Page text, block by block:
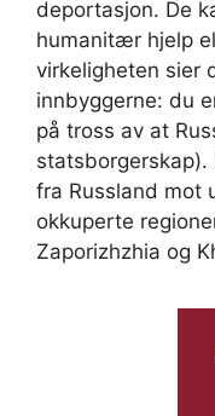
deportasjon. De
humanitær hjelp
virkeligheten sier
innbyggerne: du
på tross av at
fra Russland mot
okkuperte
Zaporizhzhia og